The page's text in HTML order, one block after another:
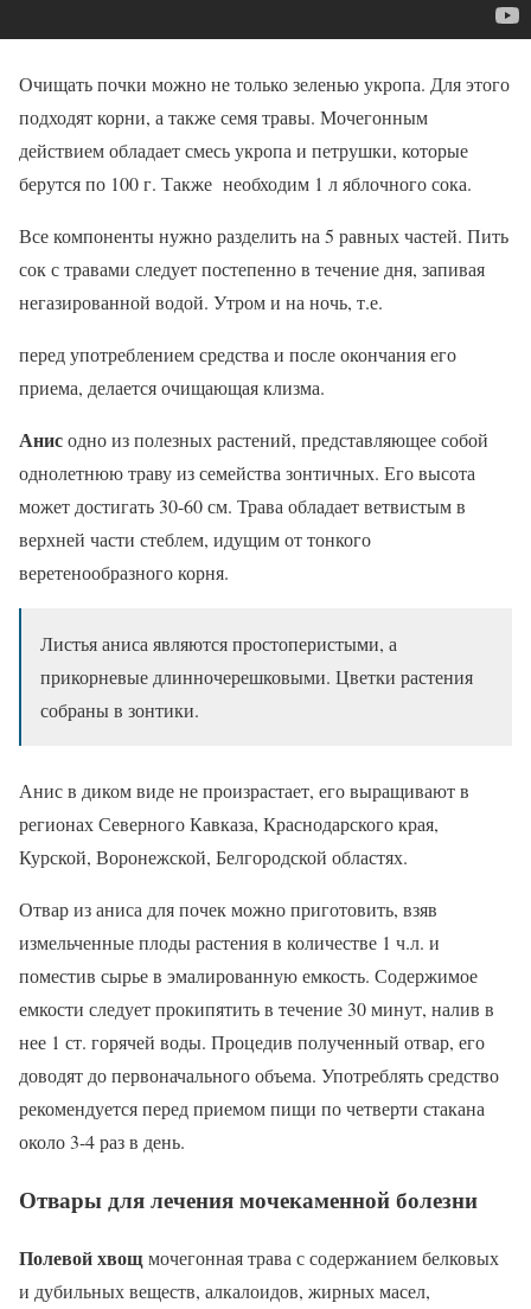
Очищать почки можно не только зеленью укропа. Для этого
подходят корни, а также семя травы. Мочегонным
действием обладает смесь укропа и петрушки, которые
берутся по 100 г. Также необходим 1 л яблочного сока.
Все компоненты нужно разделить на 5 равных частей. Пить
сок с травами следует постепенно в течение дня, запивая
негазированной водой. Утром и на ночь, т.е.
перед употреблением средства и после окончания его
приема, делается очищающая клизма.
Анисодно из полезных растений, представляющее собой
однолетнюю траву из семейства зонтичных. Его высота
может достигать 30-60 см. Трава обладает ветвистым в
верхней части стеблем, идущим от тонкого
веретенообразного корня.
Листья аниса являются простоперистыми, а
прикорневые длинночерешковыми. Цветки растения
собраны в зонтики.
Анис в диком виде не произрастает, его выращивают в
регионах Северного Кавказа, Краснодарского края,
Курской, Воронежской, Белгородской областях.
Отвар из аниса для почек можно приготовить, взяв
измельченные плоды растения в количестве 1 ч.л. и
поместив сырье в эмалированную емкость. Содержимое
емкости следует прокипятить в течение 30 минут, налив в
нее 1 ст. горячей воды. Процедив полученный отвар, его
доводят до первоначального объема. Употреблять средство
рекомендуется перед приемом пищи по четверти стакана
около 3-4 раз в день.
Отвары для лечения мочекаменной болезни
Полевой хвощмочегонная трава с содержанием белковых
и дубильных веществ, алкалоидов, жирных масел,